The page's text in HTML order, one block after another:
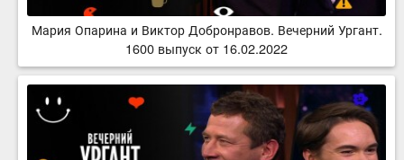
Мария Опарина и Виктор Добронравов. Вечерний Ургант.
1600 выпуск от 16.02.2022